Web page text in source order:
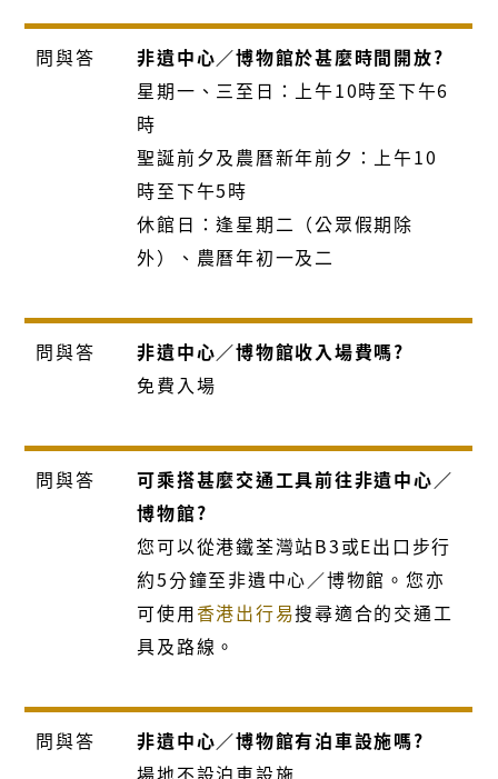
問與答
非遺中心／博物館於甚麼時間開放?
星期一、三至日：上午10時至下午6
時
聖誕前夕及農曆新年前夕：上午10
時至下午5時
休館日：逢星期二（公眾假期除
外）、農曆年初一及二
問與答
非遺中心／博物館收入場費嗎?
免費入場
問與答 可乘搭甚麼交通工具前往非遺中心／
博物館?
您可以從港鐵荃灣站B3或E出口步行
約5分鐘至非遺中心／博物館。您亦
可使用香港出行易搜尋適合的交通工
具及路線。
問與答
非遺中心／博物館有泊車設施嗎?
場地不設泊車設施